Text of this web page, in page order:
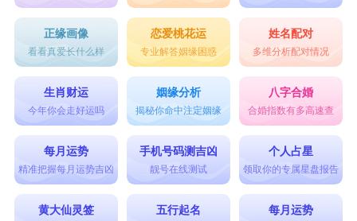
字，婉转悦耳，识记简便，用作女孩名字，也凸显
了女孩自然、清晰的气质，可寓意孩子清新可爱、
拼音xìng，部首木，五行属性为木。本义指杏子，
是幸福、吉祥的象征。此字作为女孩起名用字，展
现出女性阴柔气质特点，意指美丽、漂亮。寓意女
孩可爱娇俏、幸福美满，十分好听。
正缘画像
看看真爱长什么样
恋爱桃花运
专业解答姻缘困惑
姓名配对
多维分析配对情况
生肖财运
今年你会走好运吗
姻缘分析
揭秘你命中注定姻缘
八字合婚
合婚指数有多高速查
每月运势
精准把握每月运势吉凶
手机号码测吉凶
靓号在线测试
个人占星
领取你的专属星盘报告
黄大仙灵签 五行起名 每月运势